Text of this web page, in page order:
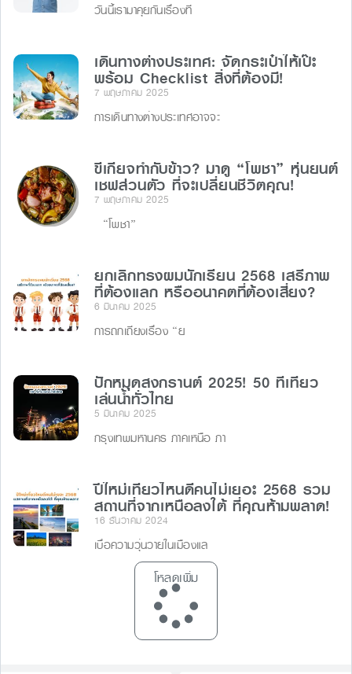
วันนี้เรามาคุยกันเรื่องที
เดินทางต่างประเทศ: จัดกระเป๋าให้เป๊ะ
พร้อม Checklist สิ่งที่ต้องมี!
7 พฤษภาคม 2025
การเดินทางต่างประเทศอาจจะ
ขี้เกียจทำกับข้าว? มาดู “โพชา” หุ่นยนต์
เชฟส่วนตัว ที่จะเปลี่ยนชีวิตคุณ!
7 พฤษภาคม 2025
“โพชา”
ยกเลิกทรงผมนักเรียน 2568 เสรีภาพ
ที่ต้องแลก หรืออนาคตที่ต้องเสี่ยง?
6 มีนาคม 2025
การถกเถียงเรื่อง “ย
ปักหมุดสงกรานต์ 2025! 50 ที่เที่ยว
เล่นน้ำทั่วไทย
5 มีนาคม 2025
กรุงเทพมหานคร ภาคเหนือ ภา
ปีใหม่เที่ยวไหนดีคนไม่เยอะ 2568 รวม
สถานที่จากเหนือลงใต้ ที่คุณห้ามพลาด!
16 ธันวาคม 2024
เบื่อความวุ่นวายในเมืองแล
โหลดเพิ่ม